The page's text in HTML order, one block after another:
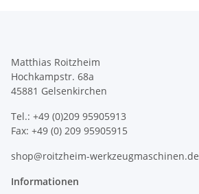
Matthias Roitzheim
Hochkampstr. 68a
45881 Gelsenkirchen
Tel.: +49 (0)209 95905913
Fax: +49 (0) 209 95905915
shop@roitzheim-werkzeugmaschinen.de
Informationen